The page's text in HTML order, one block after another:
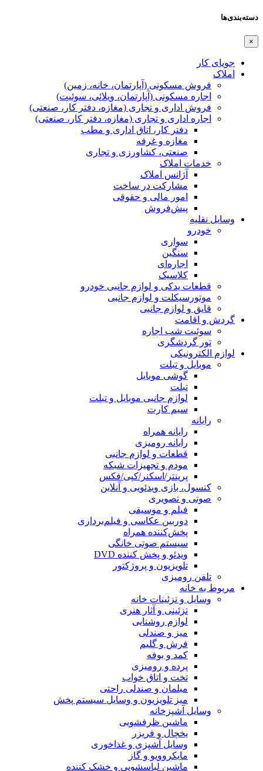
دسته‌بندی‌ها
×
جویای کار
املاک
فروش مسکونی (آپارتمان، خانه، زمین)
اجاره مسکونی (آپارتمان، ویلائی، سوئیت)
فروش اداری و تجاری (مغازه، دفتر کار، صنعتی)
اجاره اداری و تجاری (مغازه، دفتر کار، صنعتی)
دفتر کار، اتاق اداری و مطب
مغازه و غرفه
صنعتی،‌ کشاورزی و تجاری
خدمات املاک
آژانس املاک
مشارکت در ساخت
امور مالی و حقوقی
پیش‌فروش
وسایل نقلیه
خودرو
سواری
سنگین
اجاره‌ای
کلاسیک
قطعات یدکی و لوازم جانبی خودرو
موتورسیکلت و لوازم جانبی
قایق و لوازم جانبی
گردش و اقامت
سوئیت شب اجاره
تور گردشگری
لوازم الکترونیکی
موبایل و تبلت
گوشی موبایل
تبلت
لوازم جانبی موبایل و تبلت
سیم کارت
رایانه
رایانه همراه
رایانه رومیزی
قطعات و لوازم جانبی
مودم و تجهیزات شبکه
پرینتر/اسکنر/کپی/فکس
کنسول، بازی‌ ویدئویی و آنلاین
صوتی و تصویری
فیلم و موسیقی
دوربین عکاسی و فیلم‌برداری
پخش‌کننده همراه
سیستم صوتی خانگی
ویدئو و پخش کننده DVD
تلویزیون و پروژکتور
تلفن رومیزی
مربوط به خانه
وسایل و تزئینات خانه
تزئینی و آثار هنری
لوازم روشنایی
میز و صندلی
فرش و گلیم
کمد و بوفه
پرده و رومیزی
تخت و اتاق خواب
مبلمان و صندلی راحتی
میز تلویزیون و وسایل سیستم پخش
وسایل آشپزخانه
ماشین ظرفشویی
یخچال و فریزر
وسایل آشپزی و غذاخوری
مایکروویو و گاز
ماشین لباسشویی و خشک کننده